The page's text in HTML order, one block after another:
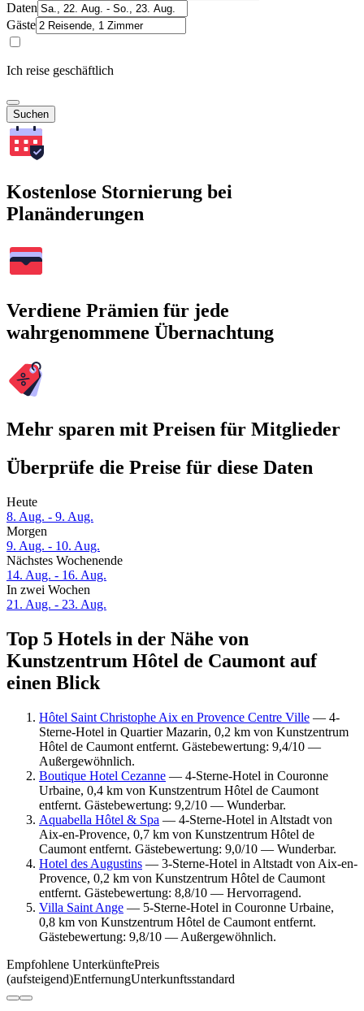
Daten
Gäste
Ich reise geschäftlich
Suchen
Kostenlose Stornierung bei
Planänderungen
Verdiene Prämien für jede
wahrgenommene Übernachtung
Mehr sparen mit Preisen für Mitglieder
Überprüfe die Preise für diese Daten
Heute
8. Aug. - 9. Aug.
Morgen
9. Aug. - 10. Aug.
Nächstes Wochenende
14. Aug. - 16. Aug.
In zwei Wochen
21. Aug. - 23. Aug.
Top 5 Hotels in der Nähe von
Kunstzentrum Hôtel de Caumont auf
einen Blick
Hôtel Saint Christophe Aix en Provence Centre Ville — 4-
Sterne-Hotel in Quartier Mazarin, 0,2 km von Kunstzentrum
Hôtel de Caumont entfernt. Gästebewertung: 9,4/10 —
Außergewöhnlich.
Boutique Hotel Cezanne — 4-Sterne-Hotel in Couronne
Urbaine, 0,4 km von Kunstzentrum Hôtel de Caumont
entfernt. Gästebewertung: 9,2/10 — Wunderbar.
Aquabella Hôtel & Spa — 4-Sterne-Hotel in Altstadt von
Aix-en-Provence, 0,7 km von Kunstzentrum Hôtel de
Caumont entfernt. Gästebewertung: 9,0/10 — Wunderbar.
Hotel des Augustins — 3-Sterne-Hotel in Altstadt von Aix-en-
Provence, 0,2 km von Kunstzentrum Hôtel de Caumont
entfernt. Gästebewertung: 8,8/10 — Hervorragend.
Villa Saint Ange — 5-Sterne-Hotel in Couronne Urbaine,
0,8 km von Kunstzentrum Hôtel de Caumont entfernt.
Gästebewertung: 9,8/10 — Außergewöhnlich.
Empfohlene UnterkünftePreis
(aufsteigend)EntfernungUnterkunftsstandard